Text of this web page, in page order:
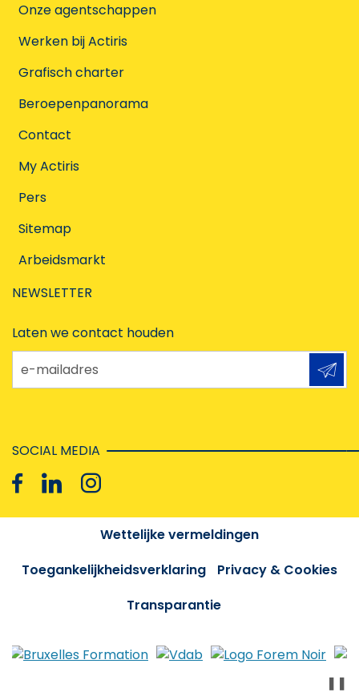
Onze agentschappen
Werken bij Actiris
Grafisch charter
Beroepenpanorama
Contact
My Actiris
Pers
Sitemap
Arbeidsmarkt
NEWSLETTER
Laten we contact houden
e-mailadres
SOCIAL MEDIA
Wettelijke vermeldingen
Toegankelijkheidsverklaring
Privacy & Cookies
Transparantie
❚❚